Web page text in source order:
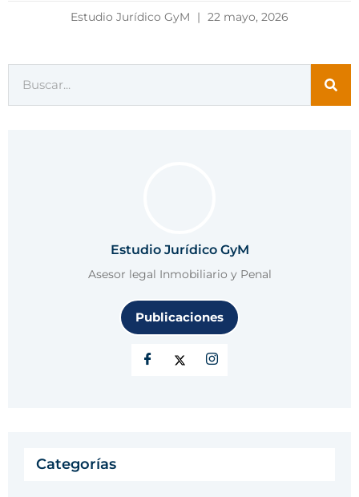
Estudio Jurídico GyM 22 mayo, 2026
Estudio Jurídico GyM
Asesor legal Inmobiliario y Penal
Publicaciones
Categorías